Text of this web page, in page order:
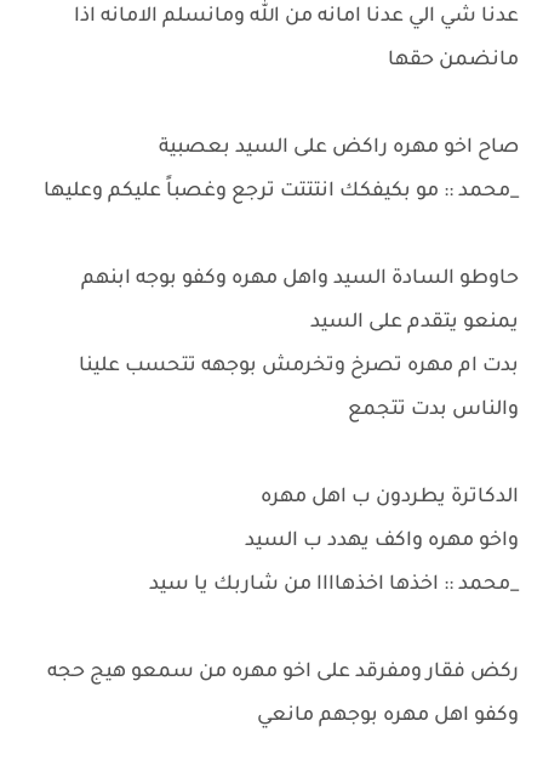
عدنا شي الي عدنا امانه من الله ومانسلم الامانه اذا
مانضمن حقها
صاح اخو مهره راكض على السيد بعصبية
_محمد :: مو بكيفكك انتتتت ترجع وغصباً عليكم وعليها
حاوطو السادة السيد واهل مهره وكفو بوجه ابنهم
يمنعو يتقدم على السيد
بدت ام مهره تصرخ وتخرمش بوجهه تتحسب علينا
والناس بدت تتجمع
الدكاترة يطردون ب اهل مهره
واخو مهره واكف يهدد ب السيد
_محمد :: اخذها اخذهاااا من شاربك يا سيد
ركض فقار ومفرقد على اخو مهره من سمعو هيج حجه
وكفو اهل مهره بوجهم مانعي